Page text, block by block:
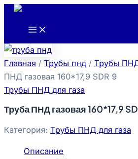
Перейти
содержимому
Main
Главная / Трубы пнд / Трубы ПНД
ПНД газовая 160*17,9 SDR 9
Трубы ПНД для газа
Труба ПНД газовая 160*17,9
Категория: Трубы ПНД для газа
Описание